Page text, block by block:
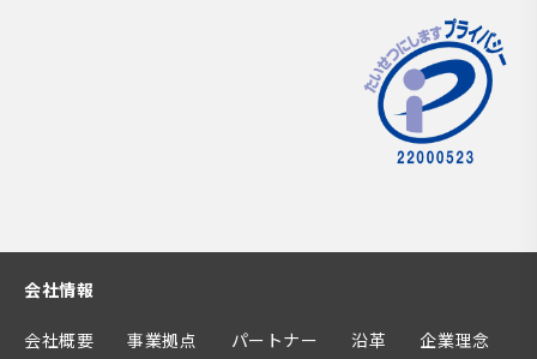
会社情報
会社概要 事業拠点 パートナー 沿革 企業理念